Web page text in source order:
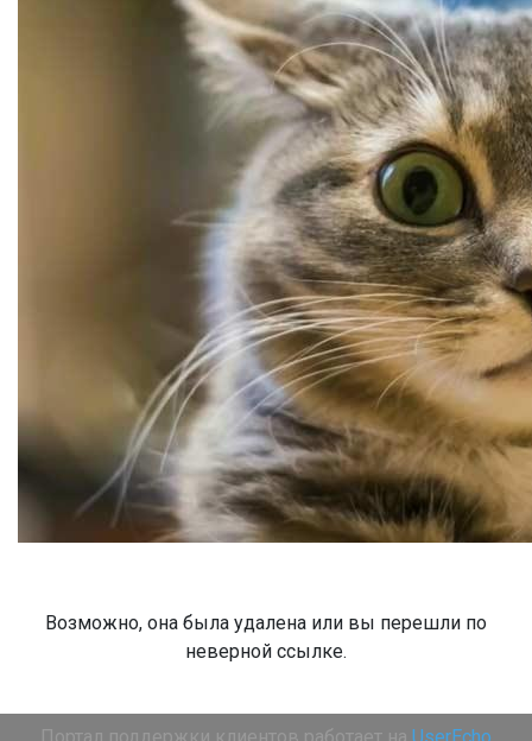
Возможно, она была удалена или вы перешли по
неверной ссылке.